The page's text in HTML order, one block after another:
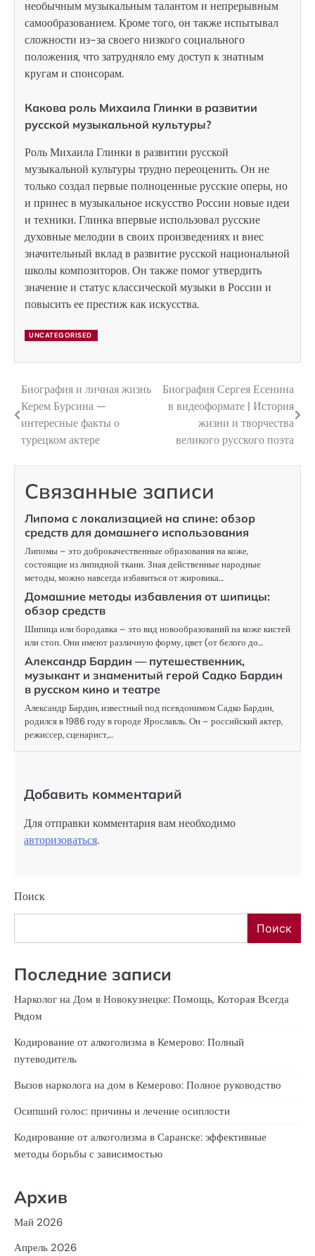
необычным музыкальным талантом и непрерывным
самообразованием. Кроме того, он также испытывал
сложности из-за своего низкого социального
положения, что затрудняло ему доступ к знатным
кругам и спонсорам.
Какова роль Михаила Глинки в развитии
русской музыкальной культуры?
Роль Михаила Глинки в развитии русской
музыкальной культуры трудно переоценить. Он не
только создал первые полноценные русские оперы, но
и принес в музыкальное искусство России новые идеи
и техники. Глинка впервые использовал русские
духовные мелодии в своих произведениях и внес
значительный вклад в развитие русской национальной
школы композиторов. Он также помог утвердить
значение и статус классической музыки в России и
повысить ее престиж как искусства.
UNCATEGORISED
Навигация
по
записям
Биография и личная жизнь
Керем Бурсина —
интересные факты о
турецком актере
Биография Сергея Есенина
в видеоформате | История
жизни и творчества
великого русского поэта
Связанные записи
Липома с локализацией на спине: обзор
средств для домашнего использования
Липомы – это доброкачественные образования на коже,
состоящие из липидной ткани. Зная действенные народные
методы, можно навсегда избавиться от жировика…
Домашние методы избавления от шипицы:
обзор средств
Шипица или бородавка – это вид новообразований на коже кистей
или стоп. Они имеют различную форму, цвет (от белого до…
Александр Бардин — путешественник,
музыкант и знаменитый герой Садко Бардин
в русском кино и театре
Александр Бардин, известный под псевдонимом Садко Бардин,
родился в 1986 году в городе Ярославль. Он – российский актер,
режиссер, сценарист,…
Добавить комментарий
Для отправки комментария вам необходимо
авторизоваться.
Поиск
Поиск
Последние записи
Нарколог на Дом в Новокузнецке: Помощь, Которая Всегда
Рядом
Кодирование от алкоголизма в Кемерово: Полный
путеводитель
Вызов нарколога на дом в Кемерово: Полное руководство
Осипший голос: причины и лечение осиплости
Кодирование от алкоголизма в Саранске: эффективные
методы борьбы с зависимостью
Архив
Май 2026
Апрель 2026